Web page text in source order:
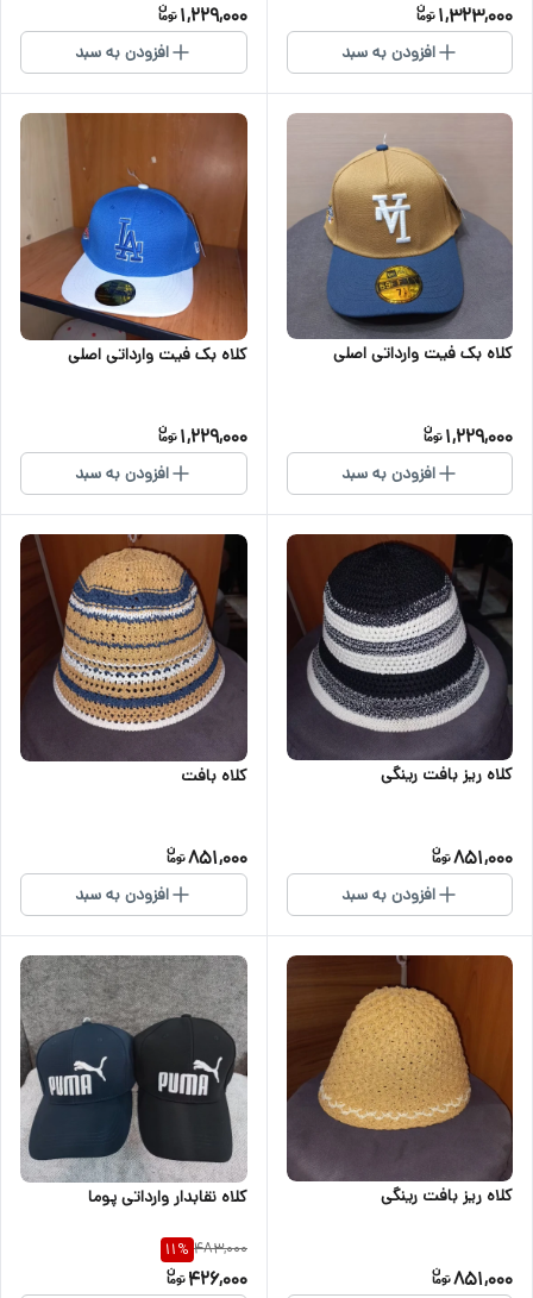
1,323,000
افزودن به سبد
1,229,000
افزودن به سبد
کلاه بک فیت وارداتی اصلی
1,229,000
افزودن به سبد
کلاه بک فیت وارداتی اصلی
1,229,000
افزودن به سبد
کلاه ریز بافت رینگی
851,000
افزودن به سبد
کلاه بافت
851,000
افزودن به سبد
کلاه ریز بافت رینگی
851,000
کلاه نقابدار وارداتی پوما
483,000
11%
426,000